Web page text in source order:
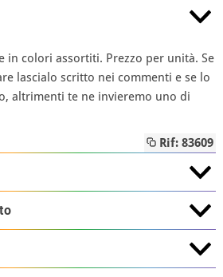
in colori assortiti. Prezzo per unità. Se
lascialo scritto nei commenti e se lo
altrimenti te ne invieremo uno di
Rif: 83609